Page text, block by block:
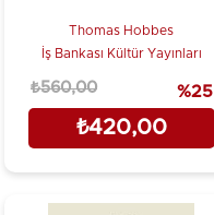
Thomas Hobbes
İş Bankası Kültür Yayınları
₺420,00
₺560,00 %25